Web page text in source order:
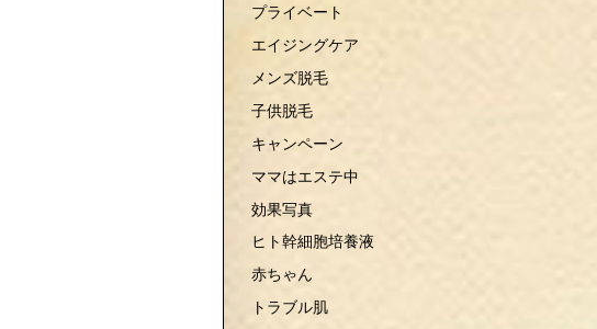
プライベート
エイジングケア
メンズ脱毛
子供脱毛
キャンペーン
ママはエステ中
効果写真
ヒト幹細胞培養液
赤ちゃん
トラブル肌